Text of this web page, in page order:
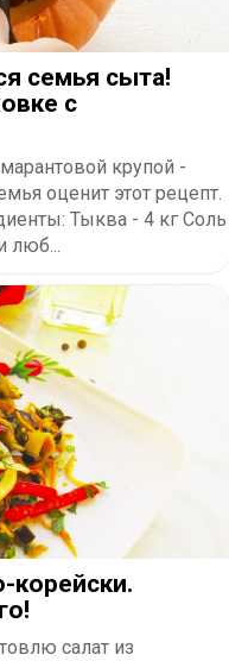
семья сыта!
с
крупой -
оценит этот рецепт.
Тыква - 4 кг Соль
корейски.
салат из